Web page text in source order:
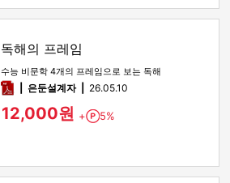
독해의 프레임
수능 비문학 4개의 프레임으로 보는 독해
pdf은둔설계자 26.05.10
12,000원 + Point
5%